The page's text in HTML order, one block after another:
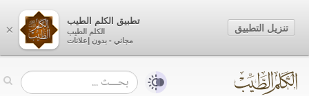
×
تطبيق الكلم الطيب
الكلم الطيب
مجاني - بدون إعلانات
تنزيل التطبيق